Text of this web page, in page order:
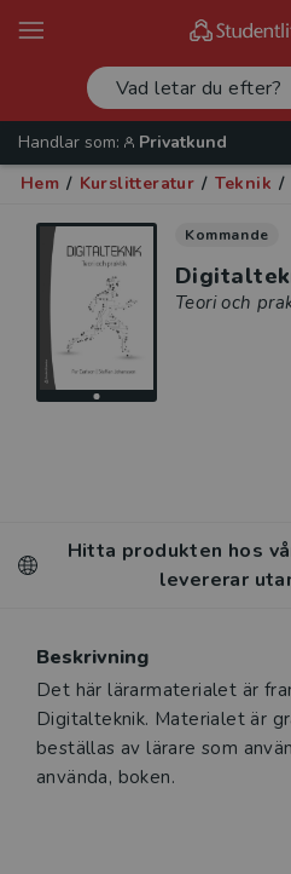
Handlar som:
Privatkund
Hem / Kurslitteratur / Teknik /
Kommande
Teori och
Hitta produkten hos
levererar
Beskrivning
Det här lärarmaterialet är
Digitalteknik. Materialet är
beställas av lärare som
använda, boken.